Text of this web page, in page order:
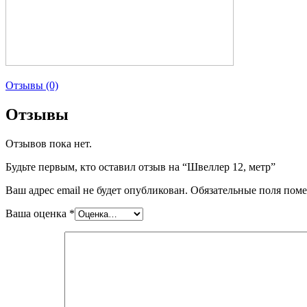
Отзывы (0)
Отзывы
Отзывов пока нет.
Будьте первым, кто оставил отзыв на “Швеллер 12, метр”
Ваш адрес email не будет опубликован. Обязательные поля
Ваша оценка *